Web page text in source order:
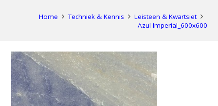
Home Techniek & Kennis
Leisteen & Kwartsiet
Azul Imperial_600x600